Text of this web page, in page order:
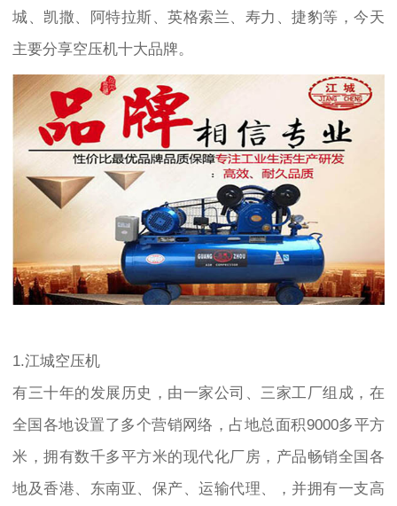
城、凯撒、阿特拉斯、英格索兰、寿力、捷豹等，今天
主要分享空压机十大品牌。
1.江城空压机
有三十年的发展历史，由一家公司、三家工厂组成，在
全国各地设置了多个营销网络，占地总面积9000多平方
米，拥有数千多平方米的现代化厂房，产品畅销全国各
地及香港、东南亚、保产、运输代理、，并拥有一支高